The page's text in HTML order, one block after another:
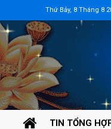
Thứ Bảy, 8 Tháng 8
TIN TỔNG